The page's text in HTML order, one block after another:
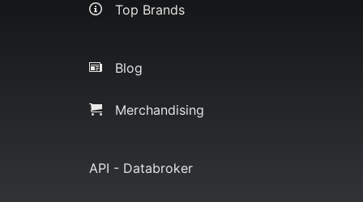
Top Brands
Blog
Merchandising
API - Databroker